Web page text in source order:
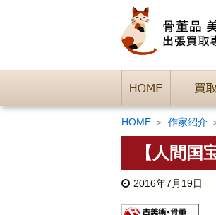
HOME 作家紹介
【人間国
2016年7月19日